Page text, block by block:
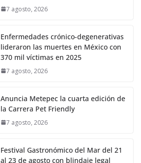
7 agosto, 2026
Enfermedades crónico-degenerativas
lideraron las muertes en México con
370 mil víctimas en 2025
7 agosto, 2026
Anuncia Metepec la cuarta edición de
la Carrera Pet Friendly
7 agosto, 2026
Festival Gastronómico del Mar del 21
al 23 de agosto con blindaje legal